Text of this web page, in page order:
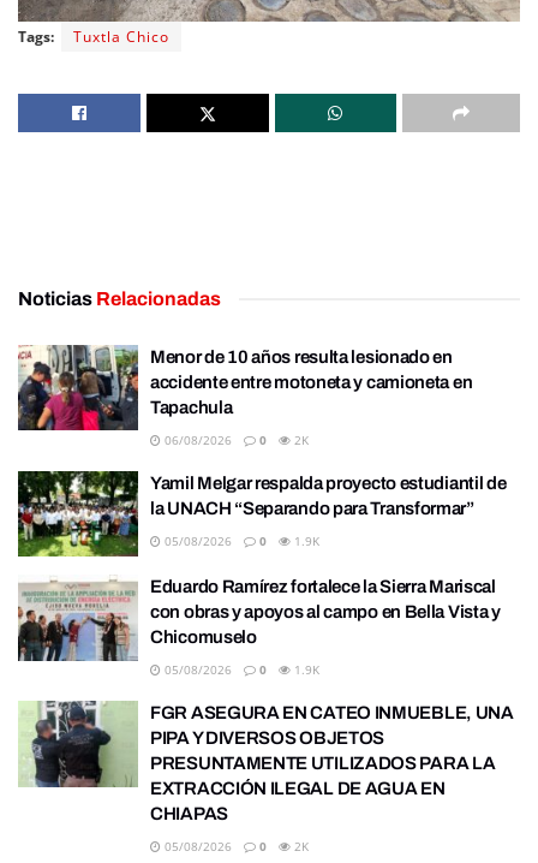
Tags: Tuxtla Chico
Noticias Relacionadas
Menor de 10 años resulta lesionado en
accidente entre motoneta y camioneta en
Tapachula
06/08/2026 0 2K
Yamil Melgar respalda proyecto estudiantil de
la UNACH “Separando para Transformar”
05/08/2026 0 1.9K
Eduardo Ramírez fortalece la Sierra Mariscal
con obras y apoyos al campo en Bella Vista y
Chicomuselo
05/08/2026 0 1.9K
FGR ASEGURA EN CATEO INMUEBLE, UNA
PIPA Y DIVERSOS OBJETOS
PRESUNTAMENTE UTILIZADOS PARA LA
EXTRACCIÓN ILEGAL DE AGUA EN
CHIAPAS
05/08/2026 0 2K